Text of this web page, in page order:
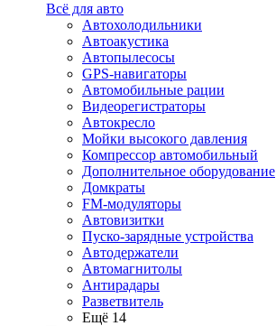
Всё для авто
Автохолодильники
Автоакустика
Автопылесосы
GPS-навигаторы
Автомобильные рации
Видеорегистраторы
Автокресло
Мойки высокого давления
Компрессор автомобильный
Дополнительное оборудование
Домкраты
FM-модуляторы
Автовизитки
Пуско-зарядные устройства
Автодержатели
Автомагнитолы
Антирадары
Разветвитель
Ещё 14